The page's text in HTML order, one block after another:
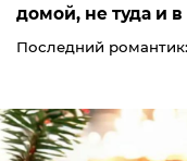
домой, не туда и в
Последний